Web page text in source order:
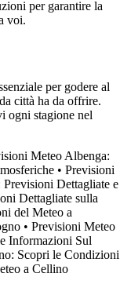
per garantire la
voi.
per godere al
città ha da offrire.
ogni stagione nel
Meteo Albenga:
• Previsioni
Dettagliate e
Dettagliate sulla
del Meteo a
• Previsioni Meteo
Informazioni Sul
Scopri le Condizioni
a Cellino